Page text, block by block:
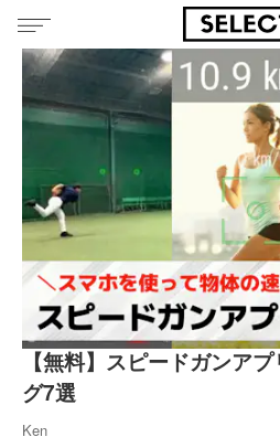
【無料】スピードガンア
グ7選
Ken